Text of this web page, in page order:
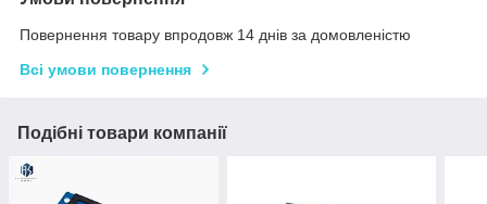
Повернення товару впродовж 14 днів за домовленістю
Всі умови повернення
Подібні товари компанії